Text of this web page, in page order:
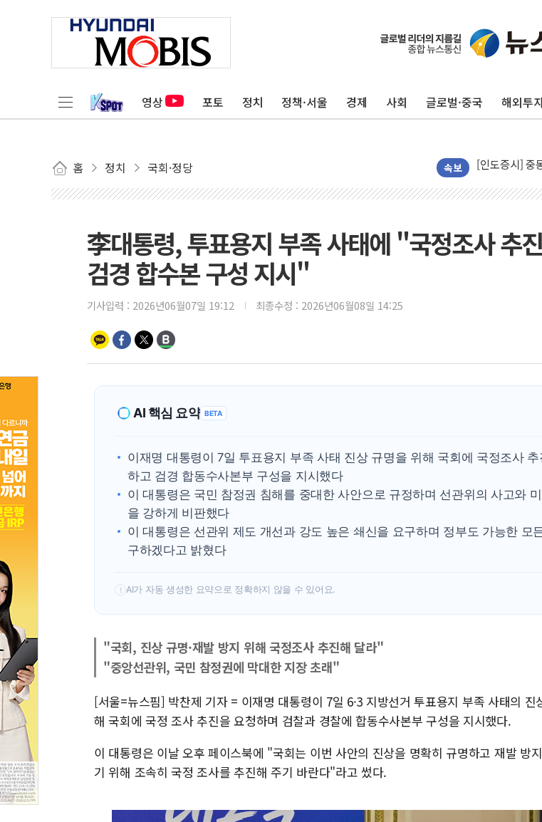
영상 포토 정치 정책·서울 경제 사회 글로벌·중국 해외투
홈 정치 국회·정당 속보
뉴욕증시 개
김정관 장관 "
청와대, 북한
금값 7주 만에
러, 1인칭시점
[베트남 증시]
양주 섬유염
김정관 산업부
동해해경, 독
주한미군 "오
[코인 시황]
李대통령, 투표용지 부족 사태에 "국정조사 추
검경 합수본 구성 지시"
기사입력 : 2026년06월07일 19:12 최종수정 : 2026년06월08일 14:25
AI 핵심 요약 BETA
이재명 대통령이 7일 투표용지 부족 사태 진상 규명을 위해 국회에 국정조사 추
하고 검경 합동수사본부 구성을 지시했다
이 대통령은 국민 참정권 침해를 중대한 사안으로 규정하며 선관위의 사고와
을 강하게 비판했다
이 대통령은 선관위 제도 개선과 강도 높은 쇄신을 요구하며 정부도 가능한 모
구하겠다고 밝혔다
! AI가 자동 생성한 요약으로 정확하지 않을 수 있어요.
"국회, 진상 규명·재발 방지 위해 국정조사 추진해 달라"
"중앙선관위, 국민 참정권에 막대한 지장 초래"
[서울=뉴스핌] 박찬제 기자 = 이재명 대통령이 7일 6·3 지방선거 투표용지 부족 사태의 진
해 국회에 국정 조사 추진을 요청하며 검찰과 경찰에 합동수사본부 구성을 지시했다.
이 대통령은 이날 오후 페이스북에 "국회는 이번 사안의 진상을 명확히 규명하고 재발 방
기 위해 조속히 국정 조사를 추진해 주기 바란다"라고 썼다.